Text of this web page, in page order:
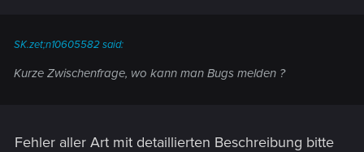
SK.zet;n10605582 said:
Kurze Zwischenfrage, wo kann man Bugs melden ?
Fehler aller Art mit detaillierten Beschreibung bitte